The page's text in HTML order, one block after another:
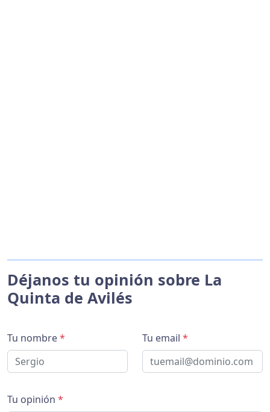
Déjanos tu opinión sobre La
Quinta de Avilés
Tu nombre* Tu email *
Tu opinión *